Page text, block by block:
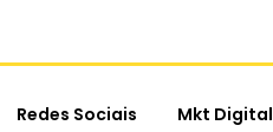
Redes Sociais Mkt Digital